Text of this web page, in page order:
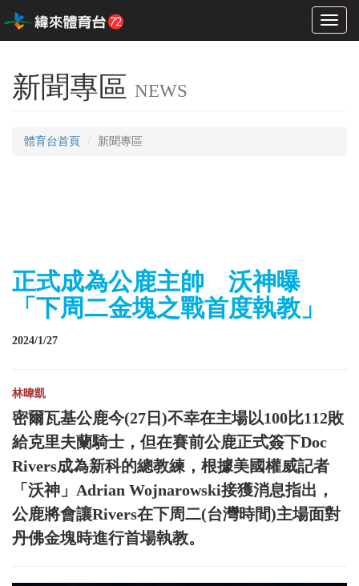
Toggle
新聞專區 NEWS
體育台首頁 新聞專區
正式成為公鹿主帥 沃神曝
「下周二金塊之戰首度執教」
2024/1/27
林暐凱
密爾瓦基公鹿今(27日)不幸在主場以100比112敗
給克里夫蘭騎士，但在賽前公鹿正式簽下Doc
Rivers成為新科的總教練，根據美國權威記者
「沃神」Adrian Wojnarowski接獲消息指出，
公鹿將會讓Rivers在下周二(台灣時間)主場面對
丹佛金塊時進行首場執教。